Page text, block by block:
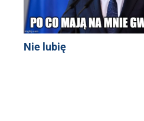
Nie lubię